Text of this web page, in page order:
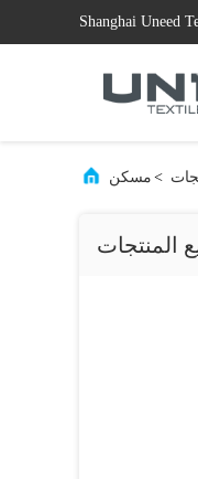
Shanghai Uneed
مسكن >
المنتجات